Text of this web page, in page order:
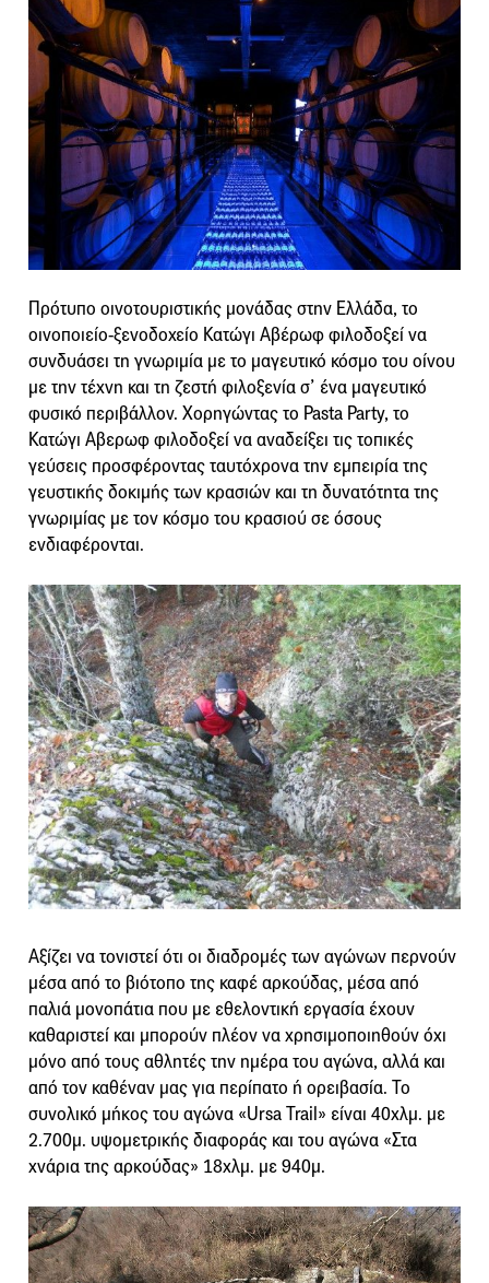
Πρότυπο οινοτουριστικής μονάδας στην Ελλάδα, το
οινοποιείο-ξενοδοχείο Κατώγι Αβέρωφ φιλοδοξεί να
συνδυάσει τη γνωριμία με το μαγευτικό κόσμο του οίνου
με την τέχνη και τη ζεστή φιλοξενία σ’ ένα μαγευτικό
φυσικό περιβάλλον. Χορηγώντας το Pasta Party, το
Κατώγι Αβερωφ φιλοδοξεί να αναδείξει τις τοπικές
γεύσεις προσφέροντας ταυτόχρονα την εμπειρία της
γευστικής δοκιμής των κρασιών και τη δυνατότητα της
γνωριμίας με τον κόσμο του κρασιού σε όσους
ενδιαφέρονται.
Αξίζει να τονιστεί ότι οι διαδρομές των αγώνων περνούν
μέσα από το βιότοπο της καφέ αρκούδας, μέσα από
παλιά μονοπάτια που με εθελοντική εργασία έχουν
καθαριστεί και μπορούν πλέον να χρησιμοποιηθούν όχι
μόνο από τους αθλητές την ημέρα του αγώνα, αλλά και
από τον καθέναν μας για περίπατο ή ορειβασία. Το
συνολικό μήκος του αγώνα «Ursa Trail» είναι 40χλμ. με
2.700μ. υψομετρικής διαφοράς και του αγώνα «Στα
χνάρια της αρκούδας» 18χλμ. με 940μ.